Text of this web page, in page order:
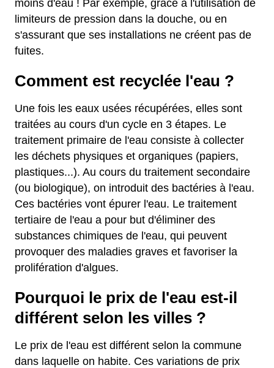
moins d'eau ! Par exemple, grâce à l'utilisation de
limiteurs de pression dans la douche, ou en
s'assurant que ses installations ne créent pas de
fuites.
Comment est recyclée l'eau ?
Une fois les eaux usées récupérées, elles sont
traitées au cours d'un cycle en 3 étapes. Le
traitement primaire de l'eau consiste à collecter
les déchets physiques et organiques (papiers,
plastiques...). Au cours du traitement secondaire
(ou biologique), on introduit des bactéries à l'eau.
Ces bactéries vont épurer l'eau. Le traitement
tertiaire de l'eau a pour but d'éliminer des
substances chimiques de l'eau, qui peuvent
provoquer des maladies graves et favoriser la
prolifération d'algues.
Pourquoi le prix de l'eau est-il
différent selon les villes ?
Le prix de l'eau est différent selon la commune
dans laquelle on habite. Ces variations de prix